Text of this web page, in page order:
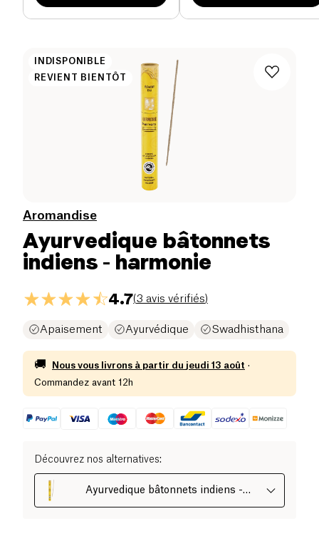
INDISPONIBLE
REVIENT BIENTÔT
Aromandise
Ayurvedique bâtonnets
indiens - harmonie
4.7(3 avis vérifiés)
Apaisement Ayurvédique Swadhisthana
🚚 Nous vous livrons à partir du jeudi 13 août ·
Commandez avant 12h
Découvrez nos alternatives:
Ayurvedique bâtonnets indiens -
harmonie